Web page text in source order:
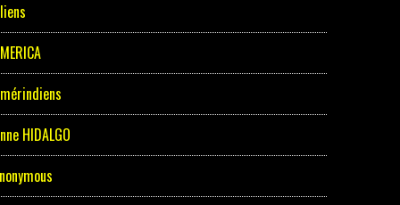
HIDALGO